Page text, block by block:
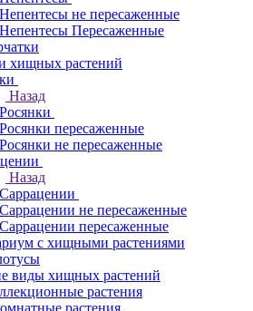
Непентесы не пересаженные
Непентесы Пересаженные
хищных растений
Назад
Росянки
Росянки пересаженные
Росянки не пересаженные
Назад
Саррацении
Саррацении не пересаженные
Саррацении пересаженные
с хищными растениями
виды хищных растений
растения
растения